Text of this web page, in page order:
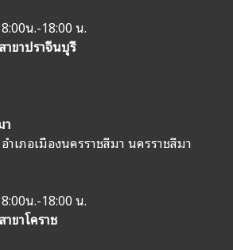
น.-18:00 น.
ขาปราจีนบุรี
า
เภอเมืองนครราชสีมา นครราชสีมา
น.-18:00 น.
ขาโคราช